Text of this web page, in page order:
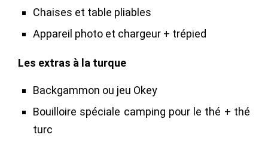
Chaises et table pliables
Appareil photo et chargeur + trépied
Les extras à la turque
Backgammon ou jeu Okey
Bouilloire spéciale camping pour le thé + thé
turc